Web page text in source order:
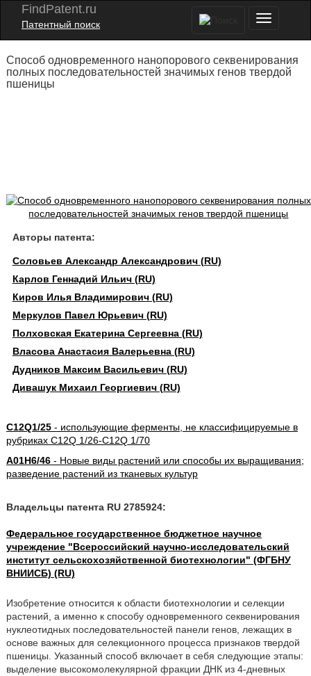
FindPatent.ru
Патентный поиск
Способ одновременного нанопорового секвенирования
полных последовательностей значимых генов твердой
пшеницы
Авторы патента:
Соловьев Александр Александрович (RU)
Карлов Геннадий Ильич (RU)
Киров Илья Владимирович (RU)
Меркулов Павел Юрьевич (RU)
Полховская Екатерина Сергеевна (RU)
Власова Анастасия Валерьевна (RU)
Дудников Максим Васильевич (RU)
Дивашук Михаил Георгиевич (RU)
C12Q1/25- использующие ферменты, не классифицируемые в
рубриках C12Q 1/26-C12Q 1/70
A01H6/46- Новые виды растений или способы их выращивания;
разведение растений из тканевых культур
Владельцы патента RU 2785924:
Федеральное государственное бюджетное научное
учреждение "Всероссийский научно-исследовательский
институт сельскохозяйственной биотехнологии" (ФГБНУ
ВНИИСБ) (RU)
Изобретение относится к области биотехнологии и селекции
растений, а именно к способу одновременного секвенирования
нуклеотидных последовательностей панели генов, лежащих в
основе важных для селекционного процесса признаков твердой
пшеницы. Указанный способ включает в себя следующие этапы:
выделение высокомолекулярной фракции ДНК из 4-дневных